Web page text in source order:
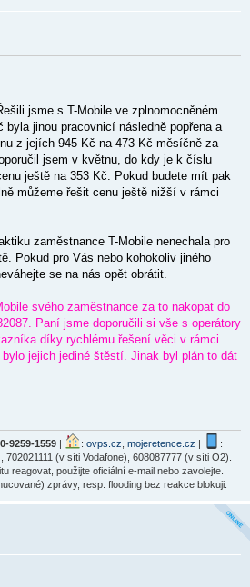
jsme s T-Mobile ve zplnomocněném
jinou pracovnicí následně popřena a
z jejích 945 Kč na 473 Kč měsíčně za
jsem v květnu, do kdy je k číslu
ještě na 353 Kč. Pokud budete mít pak
můžeme řešit cenu ještě nižší v rámci
zaměstnance T-Mobile nenechala pro
Pokud pro Vás nebo kohokoliv jiného
se na nás opět obrátit.
svého zaměstnance za to nakopat do
Paní jsme doporučili si vše s operátory
díky rychlému řešení věci v rámci
jejich jediné štěstí. Jinak byl plán to dát
9259-1559 | : ovps.cz mojeretence.cz |
:
702021111 (v síti Vodafone), 608087777 (v síti O2).
reagovat, použijte oficiální e-mail nebo zavolejte.
zprávy, resp. flooding bez reakce blokuji.